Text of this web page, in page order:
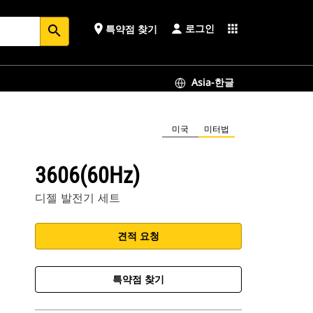
search place 특약점 찾기 로그인 apps
Asia-한글
미국 미터법
3606(60Hz)
디젤 발전기 세트
견적 요청
특약점 찾기